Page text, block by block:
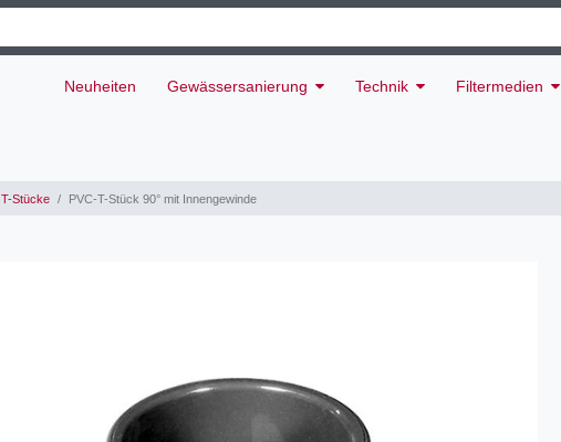
Neuheiten Gewässersanierung Technik Filtermedien
T-Stücke PVC-T-Stück 90° mit Innengewinde